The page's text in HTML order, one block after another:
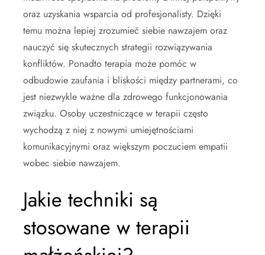
oraz uzyskania wsparcia od profesjonalisty. Dzięki
temu można lepiej zrozumieć siebie nawzajem oraz
nauczyć się skutecznych strategii rozwiązywania
konfliktów. Ponadto terapia może pomóc w
odbudowie zaufania i bliskości między partnerami, co
jest niezwykle ważne dla zdrowego funkcjonowania
związku. Osoby uczestniczące w terapii często
wychodzą z niej z nowymi umiejętnościami
komunikacyjnymi oraz większym poczuciem empatii
wobec siebie nawzajem.
Jakie techniki są
stosowane w terapii